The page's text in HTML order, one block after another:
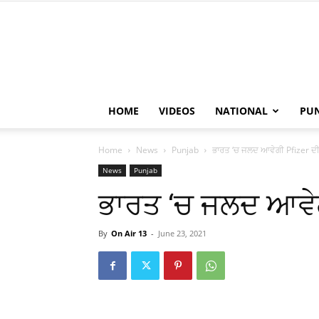
HOME VIDEOS NATIONAL
Home News Punjab ਭਾਰਤ ‘ਚ ਜਲਦ ਆਵੇਗੀ Pfizer
News Punjab
ਭਾਰਤ ‘ਚ ਜਲਦ
By On Air 13 - June 23, 2021